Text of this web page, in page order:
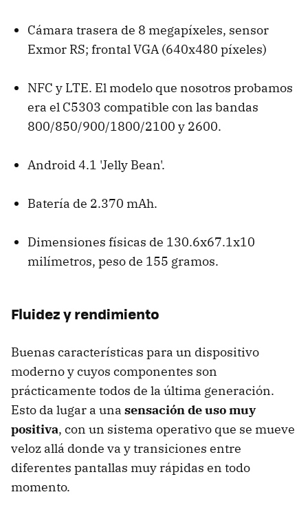
Cámara trasera de 8 megapíxeles, sensor
Exmor RS; frontal VGA (640x480 píxeles)
NFC y LTE. El modelo que nosotros probamos
era el C5303 compatible con las bandas
800/850/900/1800/2100 y 2600.
Android 4.1 'Jelly Bean'.
Batería de 2.370 mAh.
Dimensiones físicas de 130.6x67.1x10
milímetros, peso de 155 gramos.
Fluidez y rendimiento
Buenas características para un dispositivo
moderno y cuyos componentes son
prácticamente todos de la última generación.
Esto da lugar a una sensación de uso muy
positiva, con un sistema operativo que se mueve
veloz allá donde va y transiciones entre
diferentes pantallas muy rápidas en todo
momento.